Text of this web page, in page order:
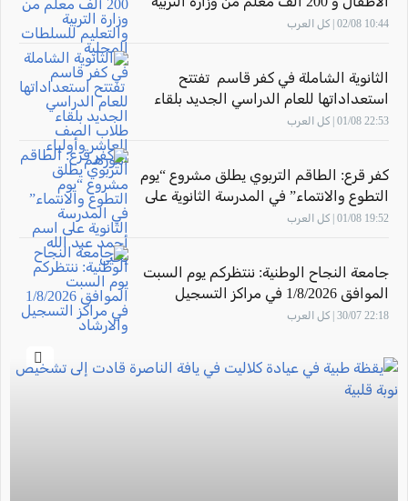
والتعليم للسلطات المحلية
10:44 02/08 | كل العرب
الثانوية الشاملة في كفر قاسم تفتتح
استعداداتها للعام الدراسي الجديد بلقاء
طلاب الصف العاشر وأولياء أمورهم
22:53 01/08 | كل العرب
كفر قرع: الطاقم التربوي يطلق مشروع “يوم
التطوع والانتماء” في المدرسة الثانوية على
اسم أحمد عبد الله يحيى
19:52 01/08 | كل العرب
جامعة النجاح الوطنية: ننتظركم يوم السبت
الموافق 1/8/2026 في مراكز التسجيل
والارشاد
22:18 30/07 | كل العرب